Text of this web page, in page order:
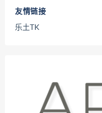
友情链接
乐土TK